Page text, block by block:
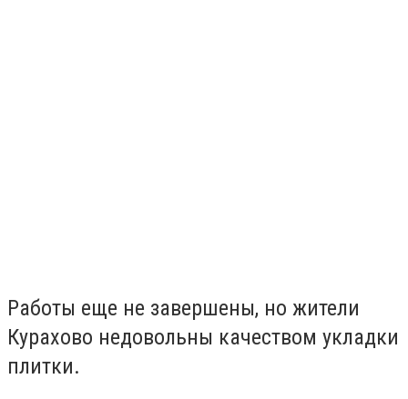
Работы еще не завершены, но жители
Курахово недовольны качеством укладки
плитки.